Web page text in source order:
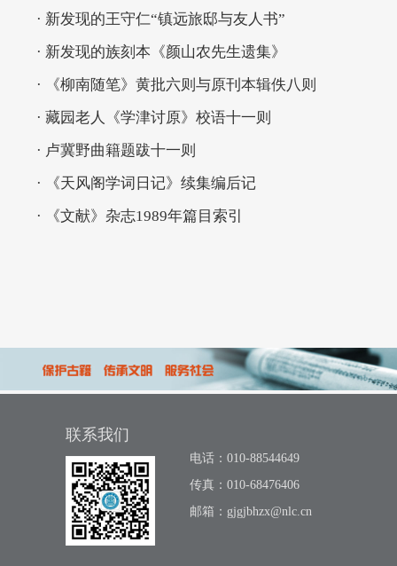
· 新发现的王守仁“镇远旅邸与友人书”
· 新发现的族刻本《颜山农先生遗集》
· 《柳南随笔》黄批六则与原刊本辑佚八则
· 藏园老人《学津讨原》校语十一则
· 卢冀野曲籍题跋十一则
· 《天风阁学词日记》续集编后记
· 《文献》杂志1989年篇目索引
联系我们
电话：010-88544649
传真：010-68476406
邮箱： gjgjbhzx@nlc.cn